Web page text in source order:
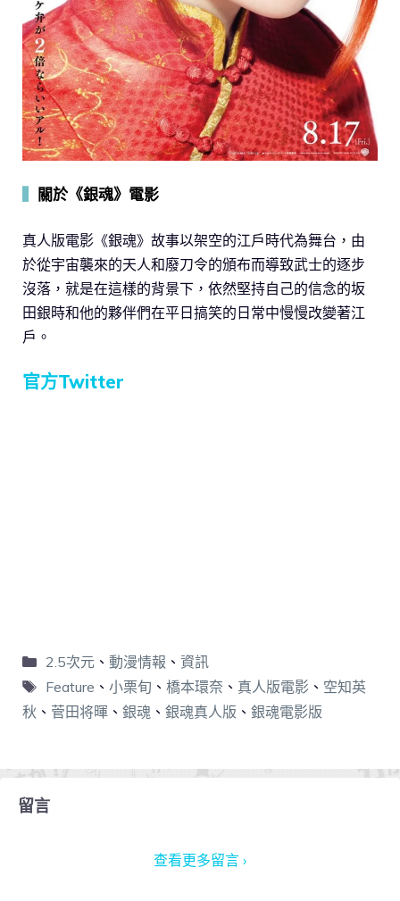
關於《銀魂》電影
真人版電影《銀魂》故事以架空的江戶時代為舞台，由
於從宇宙襲來的天人和廢刀令的頒布而導致武士的逐步
沒落，就是在這樣的背景下，依然堅持自己的信念的坂
田銀時和他的夥伴們在平日搞笑的日常中慢慢改變著江
戶。
官方Twitter
2.5次元、 動漫情報 、 資訊
Feature 、 小栗旬 、 橋本環奈、 真人版電影 、 空知英
秋 、 菅田将暉 、 銀魂 、 銀魂真人版 、 銀魂電影版
留言
查看更多留言 ›